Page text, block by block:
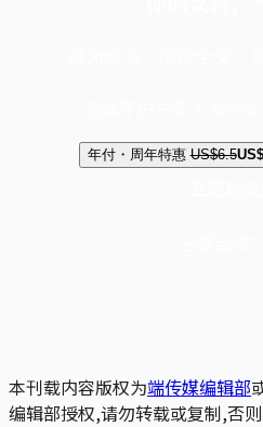
年付・周年特惠 US$6.5
本刊载内容版权为端传媒编辑部
编辑部授权,请勿转载或复制,否则